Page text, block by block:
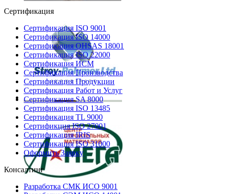
Сертификация
Сертификация ISO 9001
Сертификация ISO 14000
Сертификация OHSAS 18001
Сертификация ISO 22000
Сертификация ИСМ
Сертификация Производства
Сертификация Продукции
Сертификация Работ и Услуг
Сертификация SA 8000
Сертификация ISO 13485
Сертификация TL 9000
Сертификция ISO 27001
Сертификация IRIS
Сертификация ISO 31000
Оформить Заявку
Консалтинг
Разработка СМК ИСО 9001